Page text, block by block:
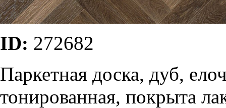
ID: 272682
Паркетная доска, дуб,
тонированная, покрыта